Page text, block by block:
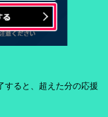
すると、超えた分の応援